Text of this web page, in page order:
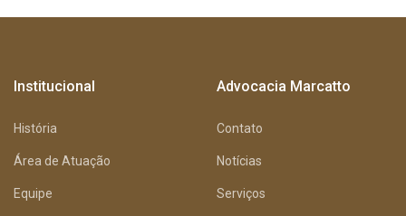
Institucional
História
Área de Atuação
Equipe
Advocacia Marcatto
Contato
Notícias
Serviços